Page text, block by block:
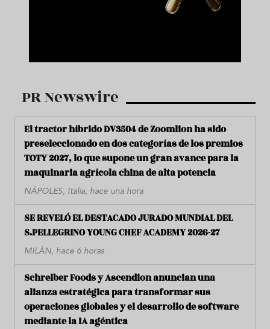
PR Newswire
El tractor híbrido DV3504 de Zoomlion ha sido
preseleccionado en dos categorías de los premios
TOTY 2027, lo que supone un gran avance para la
maquinaria agrícola china de alta potencia
NÁPOLES, Italia, hace una hora
SE REVELÓ EL DESTACADO JURADO MUNDIAL DEL
S.PELLEGRINO YOUNG CHEF ACADEMY 2026-27
MILÁN, hace 6 horas
Schreiber Foods y Ascendion anuncian una
alianza estratégica para transformar sus
operaciones globales y el desarrollo de software
mediante la IA agéntica